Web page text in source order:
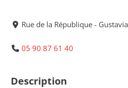
Rue de la République - Gustavia
05 90 87 61 40
Description